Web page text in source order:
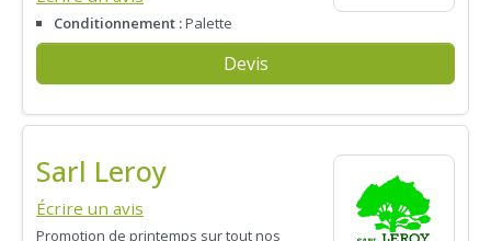
Conditionnement :Palette
Devis
Sarl Leroy
Écrire un avis
Promotion de printemps sur tout nos